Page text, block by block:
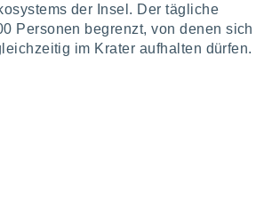
der Insel. Der tägliche
Personen begrenzt, von denen sich
im Krater aufhalten dürfen.